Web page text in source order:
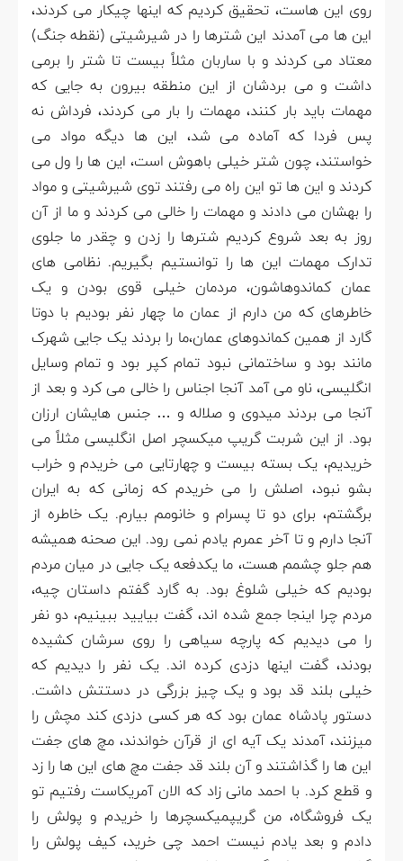
روی این هاست، تحقیق کردیم که اینها چیکار می کردند،
این ها می آمدند این شترها را در شیرشیتی (نقطه جنگ)
معتاد می کردند و با ساربان مثلاً بیست تا شتر را برمی
داشت و می بردشان از این منطقه بیرون به جایی که
مهمات باید بار کنند، مهمات را بار می کردند، فرداش نه
پس فردا که آماده می شد، این ها دیگه مواد می
خواستند، چون شتر خیلی باهوش است، این ها را ول می
کردند و این ها تو این راه می رفتند توی شیرشیتی و مواد
را بهشان می دادند و مهمات را خالی می کردند و ما از آن
روز به بعد شروع کردیم شترها را زدن و چقدر ما جلوی
تدارک مهمات این ها را توانستیم بگیریم. نظامی های
عمان کماندوهاشون، مردمان خیلی قوی بودن و یک
خاطرهای که من دارم از عمان ما چهار نفر بودیم با دوتا
گارد از همین کماندوهای عمان،ما را بردند یک جایی شهرک
مانند بود و ساختمانی نبود تمام کپر بود و تمام وسایل
انگلیسی، ناو می آمد آنجا اجناس را خالی می کرد و بعد از
آنجا می بردند میدوی و صلاله و … جنس هایشان ارزان
بود. از این شربت گریپ میکسچر اصل انگلیسی مثلاً می
خریدیم، یک بسته بیست و چهارتایی می خریدم و خراب
بشو نبود، اصلش را می خریدم که زمانی که به ایران
برگشتم، برای دو تا پسرام و خانومم بیارم. یک خاطره از
آنجا دارم و تا آخر عمرم یادم نمی رود. این صحنه همیشه
هم جلو چشمم هست، ما یکدفعه یک جایی در میان مردم
بودیم که خیلی شلوغ بود. به گارد گفتم داستان چیه،
مردم چرا اینجا جمع شده اند، گفت بیایید ببینیم، دو نفر
را می دیدیم که پارچه سیاهی را روی سرشان کشیده
بودند، گفت اینها دزدی کرده اند. یک نفر را دیدیم که
خیلی بلند قد بود و یک چیز بزرگی در دستتش داشت.
دستور پادشاه عمان بود که هر کسی دزدی کند مچش را
میزنند، آمدند یک آیه ای از قرآن خواندند، مچ های جفت
این ها را گذاشتند و آن بلند قد جفت مچ های این ها را زد
و قطع کرد. با احمد مانی زاد که الان آمریکاست رفتیم تو
یک فروشگاه، من گریپمیکسچرها را خریدم و پولش را
دادم و بعد یادم نیست احمد چی خرید، کیف پولش را